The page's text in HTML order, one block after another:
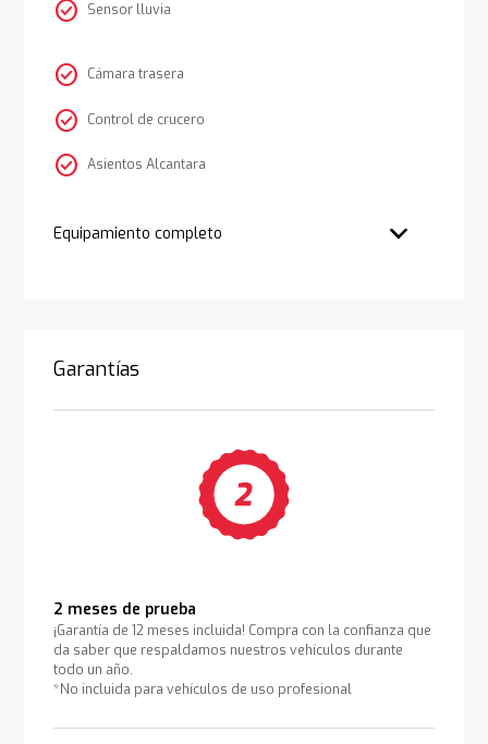
check_circle Sensor lluvia
check_circle Cámara trasera
check_circle Control de crucero
check_circle Asientos Alcantara
Equipamiento completo
Garantías
2 meses de prueba
¡Garantía de 12 meses incluida! Compra con la confianza que
da saber que respaldamos nuestros vehículos durante
todo un año.
*No incluida para vehículos de uso profesional